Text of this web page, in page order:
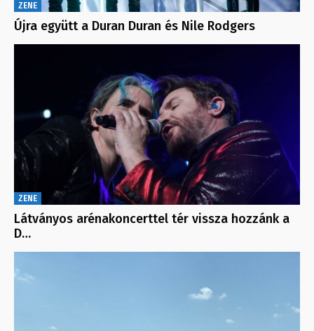
ZENE
Újra együtt a Duran Duran és Nile Rodgers
ZENE
Látványos arénakoncerttel tér vissza hozzánk a
D…